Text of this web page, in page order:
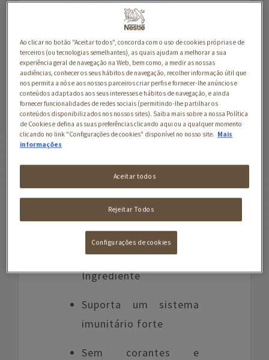
Desenvolvido por
especialistas Purina,
PURINA ONE®
Medium/Maxi >10Kg
fornece uma nutrição
avançada,
especificamente
necessidades dos cães
Vaca como 1º
Ingrediente
Suporta um sistema
imunitário forte
Sem corantes e
Ao clicar no botão "Aceitar todos", concorda com o uso de cookies próprias e de
terceiros (ou tecnologias semelhantes), as quais ajudam a melhorar a sua
experiência geral de navegação na Web, bem como, a medir as nossas
audiências, conhecer os seus hábitos de navegação, recolher informação útil que
nos permita a nós e aos nossos parceiros criar perfis e fornecer-lhe anúncios e
conteúdos adaptados aos seus interesses e hábitos de navegação, e ainda
fornecer funcionalidades de redes sociais (permitindo-lhe partilhar os
conteúdos disponibilizados nos nossos sites). Saiba mais sobre a nossa Política
de Cookies e defina as suas preferências clicando aqui ou a qualquer momento
clicando no link "Configurações de cookies" disponível no nosso site. Mais
informações
Rejeitar Todos
Aceitar todos
Configurações de cookies